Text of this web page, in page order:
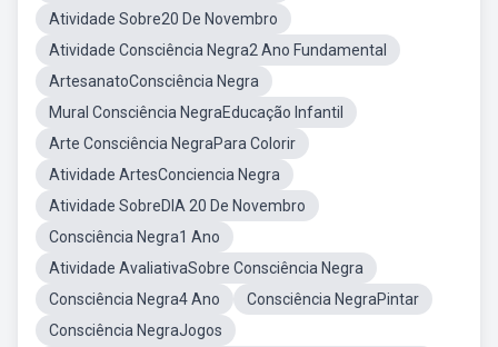
Atividade Sobre20 De Novembro
Atividade Consciência Negra2 Ano Fundamental
ArtesanatoConsciência Negra
Mural Consciência NegraEducação Infantil
Arte Consciência NegraPara Colorir
Atividade ArtesConciencia Negra
Atividade SobreDIA 20 De Novembro
Consciência Negra1 Ano
Atividade AvaliativaSobre Consciência Negra
Consciência Negra4 Ano
Consciência NegraPintar
Consciência NegraJogos